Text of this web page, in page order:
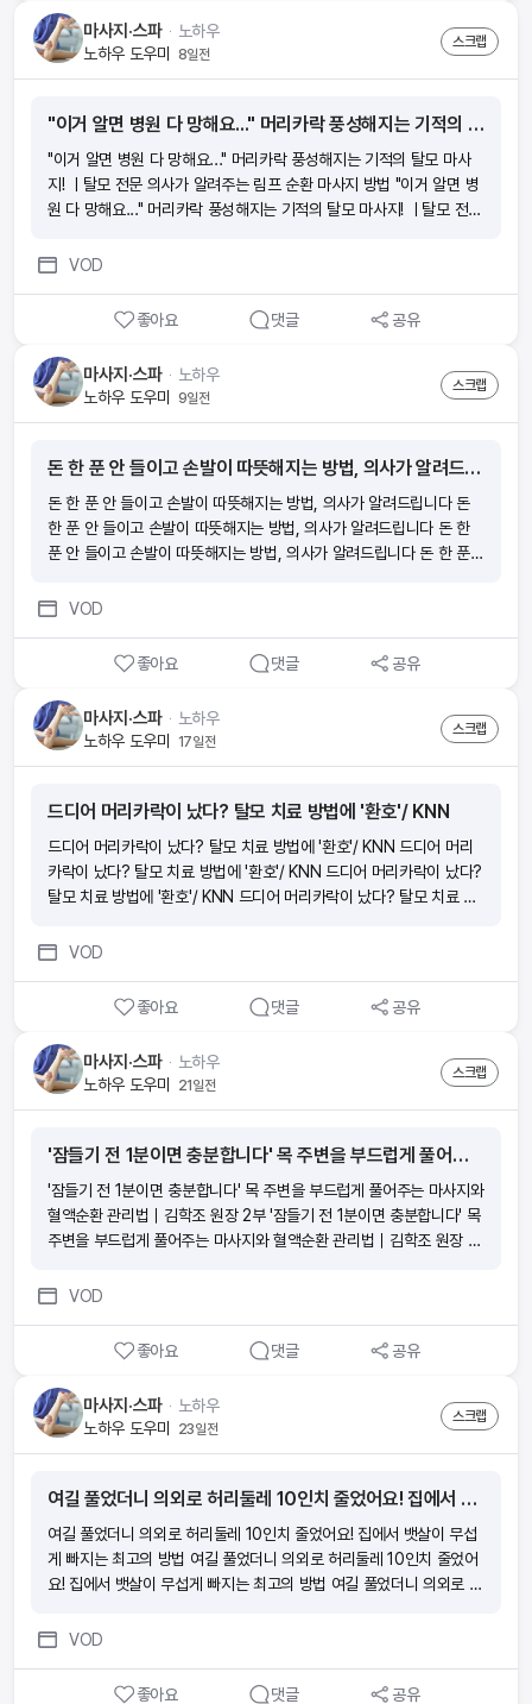
시간을 정해두고 벼락치기로 집중도를 높여보세요. 모의고사는 최소 4
~5번 풀어 보시는 게 좋아요. 3. 시험 직전에는 실제 시험처럼 PDF파
일을 출력하여 모의고사를 풀어보는 것도 좋아요! 시험안내 문자도 꼼
격입니다!
마사지·스파 ᆞ 노하우
노하우 도우미 8일전
스크랩
"이거 알면 병원 다 망해요..." 머리카락 풍성해지는 기적의 탈모 마사지! ㅣ탈모 전문 의사가 알려주는 림프 순환 마사지 방법
"이거 알면 병원 다 망해요..." 머리카락 풍성해지는 기적의 탈모 마사
지! ㅣ탈모 전문 의사가 알려주는 림프 순환 마사지 방법 "이거 알면 병
원 다 망해요..." 머리카락 풍성해지는 기적의 탈모 마사지! ㅣ탈모 전문
머리카락 풍성해지는 기적의 탈모 마사지! ㅣ탈모 전문 의사가 알려주
해지는 기적의 탈모 마사지! ㅣ탈모 전문 의사가 알려주는 림프 순환 마
VOD
좋아요 댓글 공유
마사지·스파 ᆞ 노하우
노하우 도우미 9일전
스크랩
돈 한 푼 안 들이고 손발이 따뜻해지는 방법, 의사가 알려드립니다
돈 한 푼 안 들이고 손발이 따뜻해지는 방법, 의사가 알려드립니다 돈
한 푼 안 들이고 손발이 따뜻해지는 방법, 의사가 알려드립니다 돈 한
푼 안 들이고 손발이 따뜻해지는 방법, 의사가 알려드립니다 돈 한 푼
VOD
좋아요 댓글 공유
마사지·스파 ᆞ 노하우
노하우 도우미
17일전
스크랩
드디어 머리카락이 났다? 탈모 치료 방법에 '환호'/ KNN
드디어 머리카락이 났다? 탈모 치료 방법에 '환호'/ KNN 드디어 머리
카락이 났다? 탈모 치료 방법에 '환호'/ KNN 드디어 머리카락이 났다?
탈모 치료 방법에 '환호'/ KNN 드디어 머리카락이 났다? 탈모 치료 방
VOD
좋아요 댓글 공유
마사지·스파 ᆞ 노하우
노하우 도우미
21일전
스크랩
'잠들기 전 1분이면 충분합니다' 목 주변을 부드럽게 풀어주는 마사지와 혈액순환 관리법｜김학조 원장 2부
'잠들기 전 1분이면 충분합니다' 목 주변을 부드럽게 풀어주는 마사지와
혈액순환 관리법｜김학조 원장 2부 '잠들기 전 1분이면 충분합니다' 목
주변을 부드럽게 풀어주는 마사지와 혈액순환 관리법｜김학조 원장 2
지와 혈액순환 관리법｜김학조 원장 2부 '잠들기 전 1분이면 충분합니
VOD
좋아요 댓글 공유
마사지·스파 ᆞ 노하우
노하우 도우미
23일전
스크랩
여길 풀었더니 의외로 허리둘레 10인치 줄었어요! 집에서 뱃살이 무섭게 빠지는 최고의 방법
여길 풀었더니 의외로 허리둘레 10인치 줄었어요! 집에서 뱃살이 무섭
게 빠지는 최고의 방법 여길 풀었더니 의외로 허리둘레 10인치 줄었어
요! 집에서 뱃살이 무섭게 빠지는 최고의 방법 여길 풀었더니 의외로 허
길 풀었더니 의외로 허리둘레 10인치 줄었어요! 집에서 뱃살이 무섭게
VOD
좋아요 댓글 공유